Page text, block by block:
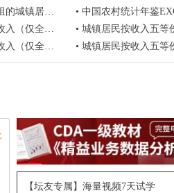
计(2000-2019) • 中国农村统计年鉴EXCEL：全国农
2013-2021） • 城镇居民按收入五等份分组的
2013-2021） • 城镇居民按收入五等份分组的
【坛友专属】海量视频7天试学